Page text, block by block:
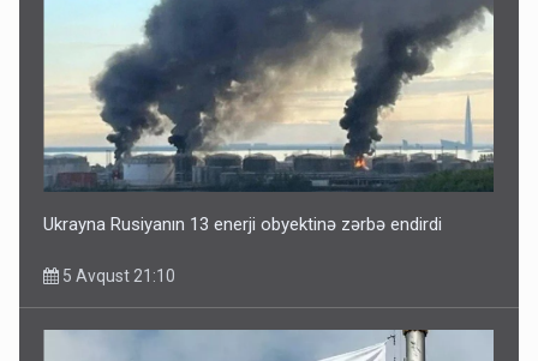
Ukrayna Rusiyanın 13 enerji obyektinə zərbə endirdi
5 Avqust 21:10